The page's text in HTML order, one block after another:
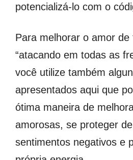
potencializá-lo com o
Para melhorar o amor
“atacando em todas as
você utilize também
apresentados aqui que
ótima maneira de
amorosas, se proteger
sentimentos negativos e